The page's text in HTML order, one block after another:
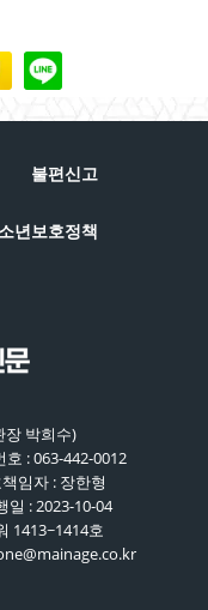
불편신고
년보호정책
장 박희수)
: 063-442-0012
임자 : 장한형
일 : 2023-10-04
1413~1414호